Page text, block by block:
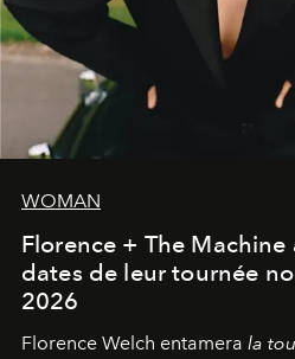
WOMAN
Florence + The
dates de leur tournée
2026
Florence Welch entamera la